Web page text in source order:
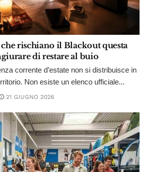
rischiano il Blackout questa
di restare al buio
corrente d’estate non si distribuisce in
Non esiste un elenco ufficiale...
21 GIUGNO 2026